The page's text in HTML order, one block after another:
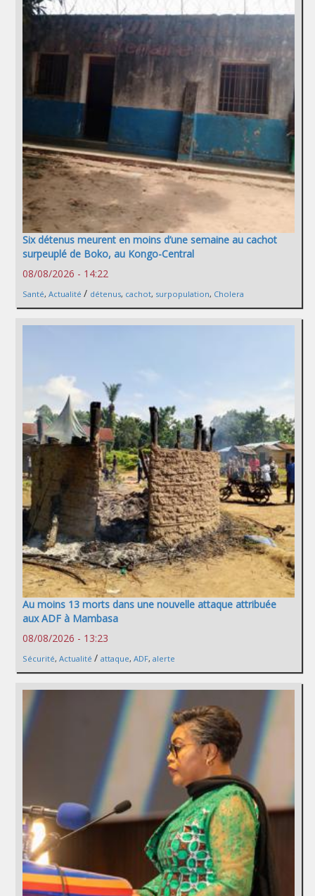
Six détenus meurent en moins d’une semaine au cachot
surpeuplé de Boko, au Kongo-Central
08/08/2026 - 14:22
Santé, Actualité / détenus, cachot, surpopulation, Cholera
Au moins 13 morts dans une nouvelle attaque attribuée
aux ADF à Mambasa
08/08/2026 - 13:23
Sécurité, Actualité / attaque, ADF, alerte